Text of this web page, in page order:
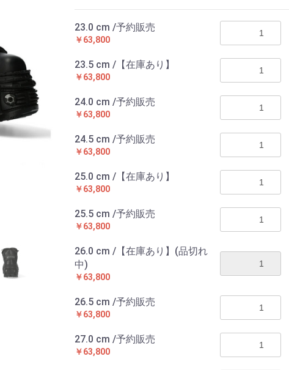
23.0 cm /予約販売
￥63,800
23.5 cm /【在庫あり】
￥63,800
24.0 cm /予約販売
￥63,800
24.5 cm /予約販売
￥63,800
25.0 cm /【在庫あり】
￥63,800
25.5 cm /予約販売
￥63,800
26.0 cm /【在庫あり】(品切れ
中)
￥63,800
26.5 cm /予約販売
￥63,800
27.0 cm /予約販売
￥63,800